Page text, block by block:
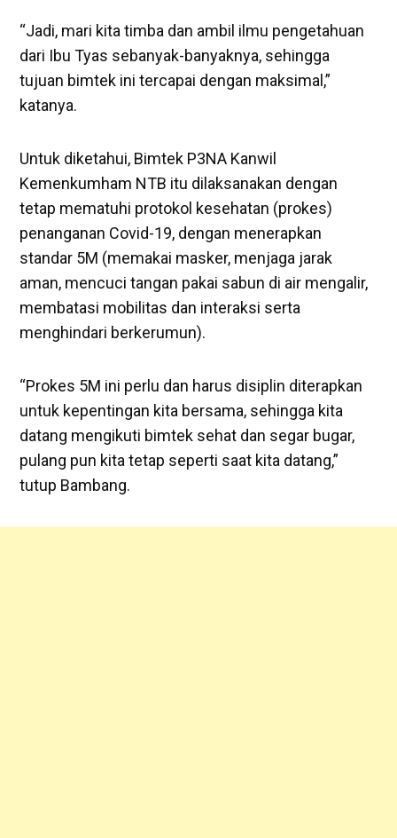
“Jadi, mari kita timba dan ambil ilmu pengetahuan
dari Ibu Tyas sebanyak-banyaknya, sehingga
tujuan bimtek ini tercapai dengan maksimal,”
katanya.
Untuk diketahui, Bimtek P3NA Kanwil
Kemenkumham NTB itu dilaksanakan dengan
tetap mematuhi protokol kesehatan (prokes)
penanganan Covid-19, dengan menerapkan
standar 5M (memakai masker, menjaga jarak
aman, mencuci tangan pakai sabun di air mengalir,
membatasi mobilitas dan interaksi serta
menghindari berkerumun).
“Prokes 5M ini perlu dan harus disiplin diterapkan
untuk kepentingan kita bersama, sehingga kita
datang mengikuti bimtek sehat dan segar bugar,
pulang pun kita tetap seperti saat kita datang,”
tutup Bambang.